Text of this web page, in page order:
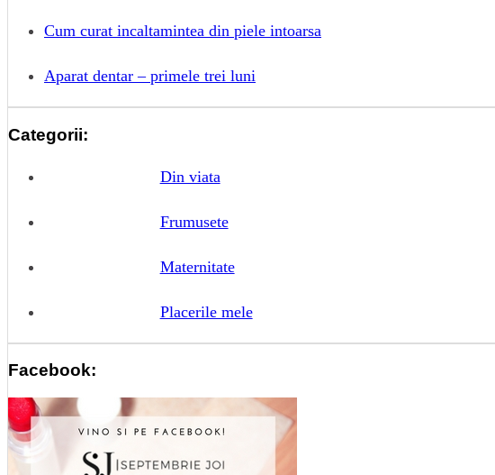
Cum curat incaltamintea din piele intoarsa
Aparat dentar – primele trei luni
Categorii:
Din viata
Frumusete
Maternitate
Placerile mele
Facebook: